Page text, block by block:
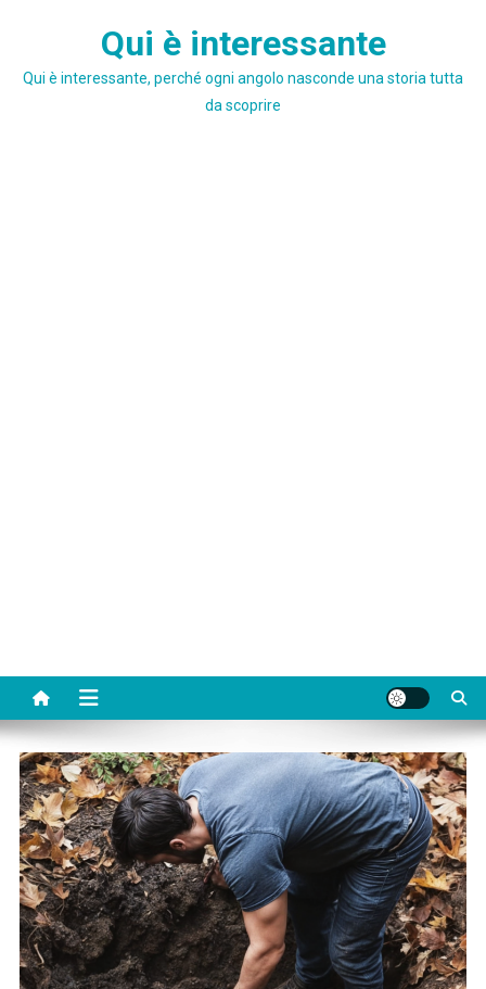
Qui è interessante
Qui è interessante, perché ogni angolo nasconde una storia tutta
da scoprire